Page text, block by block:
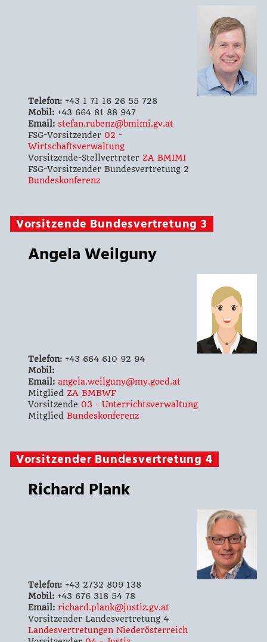
Telefon:+43 1 71 16 26 55 728
Mobil:+43 664 81 88 947
Email: stefan.rubenz@bmimi.gv.at
FSG-Vorsitzender 02 -
Wirtschaftsverwaltung
Vorsitzende-Stellvertreter ZA BMIMI
FSG-Vorsitzender Bundesvertretung 2
Bundeskonferenz
Vorsitzende Bundesvertretung 3
Angela Weilguny
Telefon:+43 664 610 92 94
Mobil:
Email: angela.weilguny@my.goed.at
Mitglied ZA BMBWF
Vorsitzende 03 - Unterrichtsverwaltung
Mitglied Bundeskonferenz
Vorsitzender Bundesvertretung 4
Richard Plank
Telefon:+43 2732 809 138
Mobil:+43 676 318 54 78
Email: richard.plank@justiz.gv.at
Vorsitzender Landesvertretung 4
Landesvertretungen Niederösterreich